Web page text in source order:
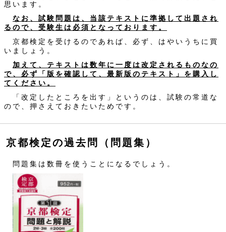
思います。
なお、試験問題は、当該テキストに準拠して出題され
るので、受験生は必須となっております。
京都検定を受けるのであれば、必ず、はやいうちに買
いましょう。
加えて、テキストは数年に一度は改定されるものなの
で、必ず「版を確認して、最新版のテキスト」を購入し
てください。
「改定したところを出す」というのは、試験の常道な
ので、押さえておきたいためです。
京都検定の過去問（問題集）
問題集は数冊を使うことになるでしょう。